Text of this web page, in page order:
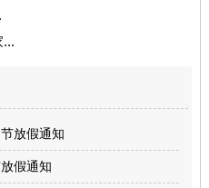
放假通知
假通知